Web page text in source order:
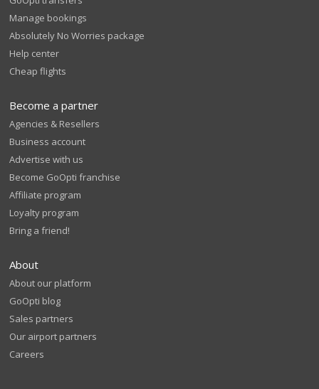
Manage bookings
Absolutely No Worries package
Help center
Cheap flights
Become a partner
Agencies & Resellers
Business account
Advertise with us
Become GoOpti franchise
Affiliate program
Loyalty program
Bring a friend!
About
About our platform
GoOpti blog
Sales partners
Our airport partners
Careers